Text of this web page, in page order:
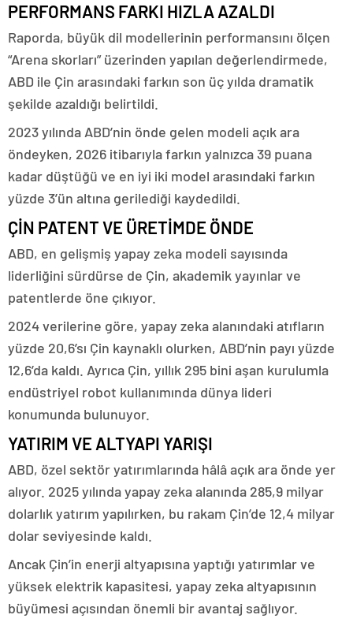
PERFORMANS FARKI HIZLA AZALDI
Raporda, büyük dil modellerinin performansını ölçen
“Arena skorları” üzerinden yapılan değerlendirmede,
ABD ile Çin arasındaki farkın son üç yılda dramatik
şekilde azaldığı belirtildi.
2023 yılında ABD’nin önde gelen modeli açık ara
öndeyken, 2026 itibarıyla farkın yalnızca 39 puana
kadar düştüğü ve en iyi iki model arasındaki farkın
yüzde 3’ün altına gerilediği kaydedildi.
ÇİN PATENT VE ÜRETİMDE ÖNDE
ABD, en gelişmiş yapay zeka modeli sayısında
liderliğini sürdürse de Çin, akademik yayınlar ve
patentlerde öne çıkıyor.
2024 verilerine göre, yapay zeka alanındaki atıfların
yüzde 20,6’sı Çin kaynaklı olurken, ABD’nin payı yüzde
12,6’da kaldı. Ayrıca Çin, yıllık 295 bini aşan kurulumla
endüstriyel robot kullanımında dünya lideri
konumunda bulunuyor.
YATIRIM VE ALTYAPI YARIŞI
ABD, özel sektör yatırımlarında hâlâ açık ara önde yer
alıyor. 2025 yılında yapay zeka alanında 285,9 milyar
dolarlık yatırım yapılırken, bu rakam Çin’de 12,4 milyar
dolar seviyesinde kaldı.
Ancak Çin’in enerji altyapısına yaptığı yatırımlar ve
yüksek elektrik kapasitesi, yapay zeka altyapısının
büyümesi açısından önemli bir avantaj sağlıyor.